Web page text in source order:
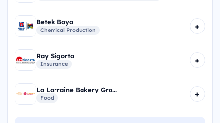
Betek Boya
Chemical Production +
Ray Sigorta
Insurance +
La Lorraine Bakery Gro...
Food +